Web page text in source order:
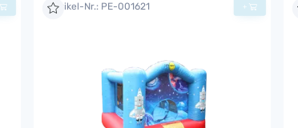
Artikel-Nr.: PE-001621 +